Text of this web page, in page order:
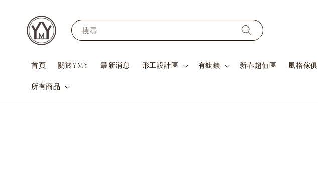
搜尋
首頁 關於YMY 最新消息 形工設計區 有鈦鍍 新春超值區 風格傢俱
所有商品